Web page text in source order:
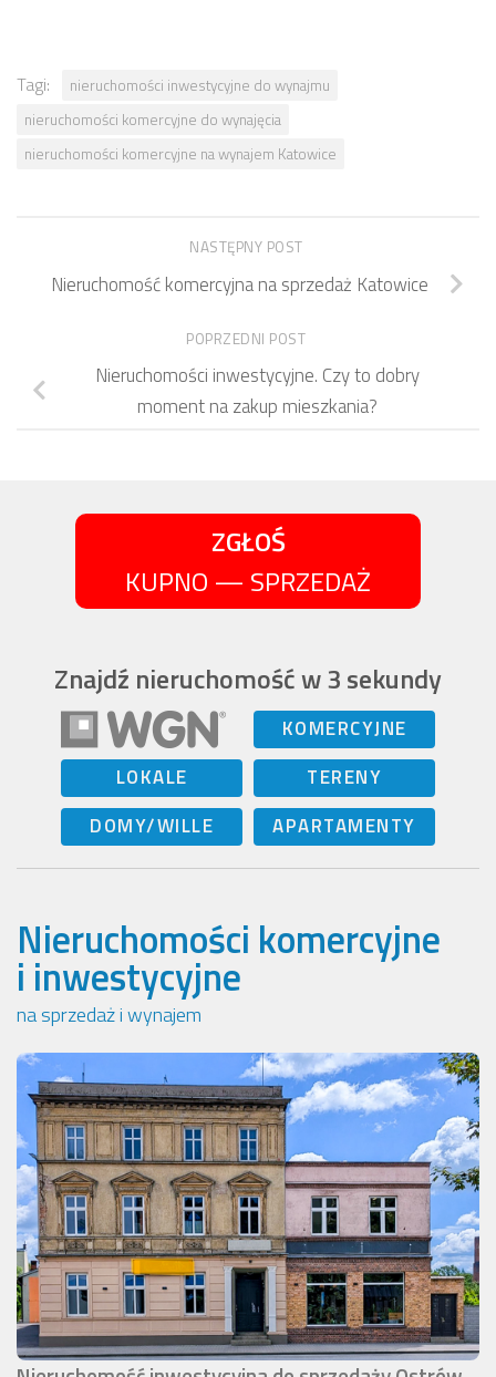
Tagi:
nieruchomości inwestycyjne do wynajmu
nieruchomości komercyjne do wynajęcia
nieruchomości komercyjne na wynajem Katowice
NASTĘPNY POST
Nieruchomość komercyjna na sprzedaż Katowice
POPRZEDNI POST
Nieruchomości inwestycyjne. Czy to dobry
moment na zakup mieszkania?
ZGŁOŚ
KUPNO — SPRZEDAŻ
Znajdź nieruchomość w 3 sekundy
KOMERCYJNE
LOKALE
TERENY
DOMY/WILLE
APARTAMENTY
Nieruchomości komercyjne
i inwestycyjne
na sprzedaż i wynajem